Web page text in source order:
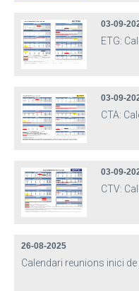
03-09-
ETG:
03-09-
CTA:
03-09-
CTV:
26-08-2025
Calendari reunions inici